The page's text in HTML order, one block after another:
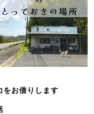
をお借りします